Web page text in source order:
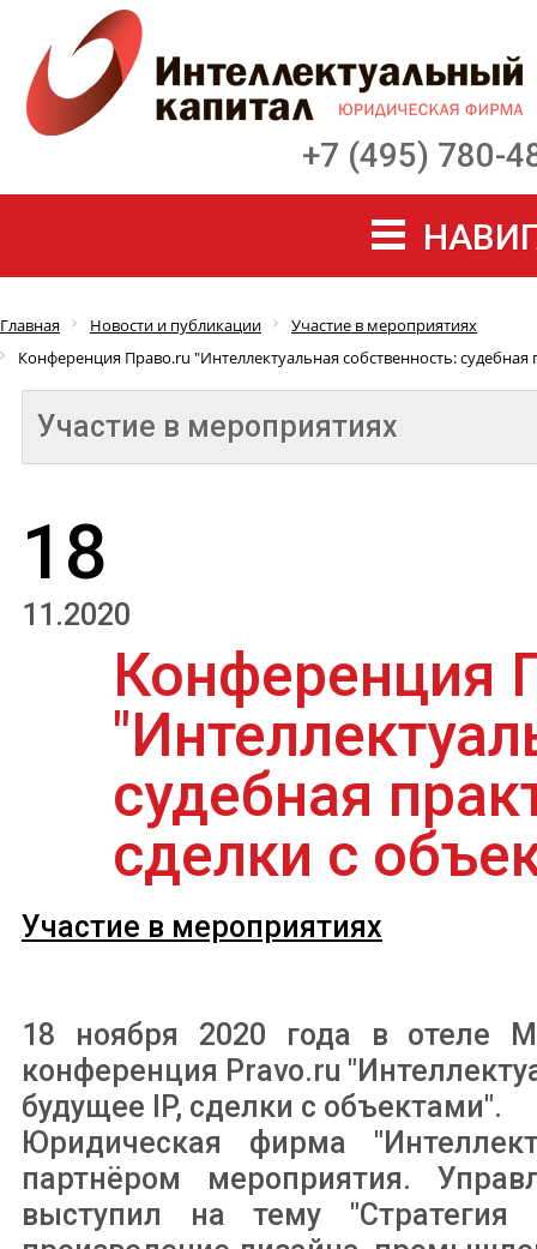
+7 (495) 780-
Главная Новости и публикации
Участие в мероприятиях
Конференция Право.ru "Интеллектуальная собственность:
18
11.2020
Конференция
судебная
сделки с
Участие в мероприятиях
18 ноября 2020 года в отеле
конференция Pravo.ru
будущее IP, сделки с объектами".
Юридическая фирма
партнёром мероприятия.
выступил на тему "Стратегия
Участие в мероприятиях